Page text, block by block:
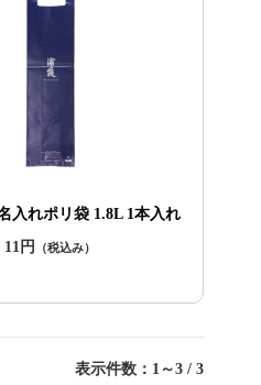
入れポリ袋 1.8L 1本入れ
11円
（税込み）
表示件数：1～3 / 3